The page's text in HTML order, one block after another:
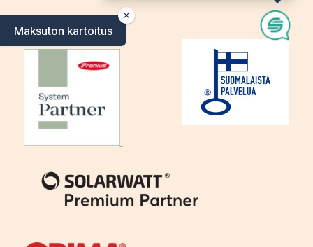
Kumppaneitamme:
Maksuton kartoitus